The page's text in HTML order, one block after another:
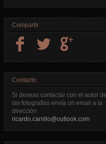
Compartir
Contacto
Si deseas contactar con el autor de
las fotografías envía un email a la
dirección
ricardo.carrillo@outlook.com